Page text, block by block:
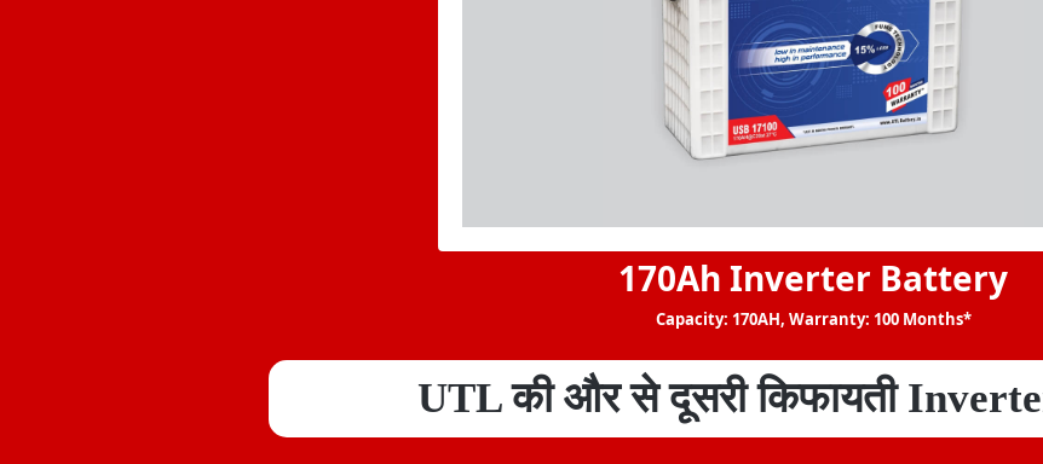
170Ah Inverter Battery
Capacity: 170AH, Warranty: 100 Months*
UTL की और से दूसरी किफायती